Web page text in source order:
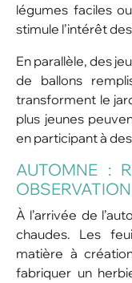
légumes faciles
stimule l’intérêt
En parallèle, des
de ballons
transforment le
plus jeunes
en participant à
AUTOMNE :
OBSERVATION
À l’arrivée de
chaudes. Les
matière à
fabriquer un